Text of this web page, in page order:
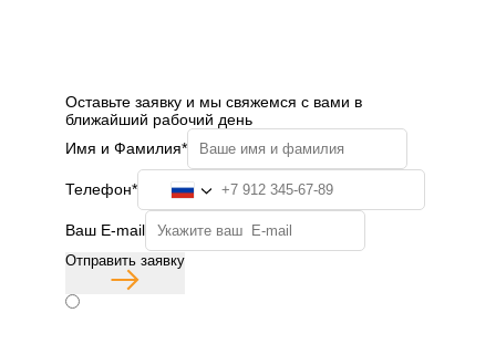
Оставьте заявку и мы свяжемся с вами в
ближайший рабочий день
Имя и Фамилия*
Телефон*
Ваш E-mail
Отправить заявку